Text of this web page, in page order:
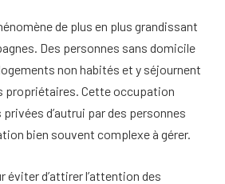
de plus en plus grandissant
Des personnes sans domicile
non habités et y séjournent
propriétaires. Cette occupation
d’autrui par des personnes
bien souvent complexe à gérer.
éviter d’attirer l’attention des